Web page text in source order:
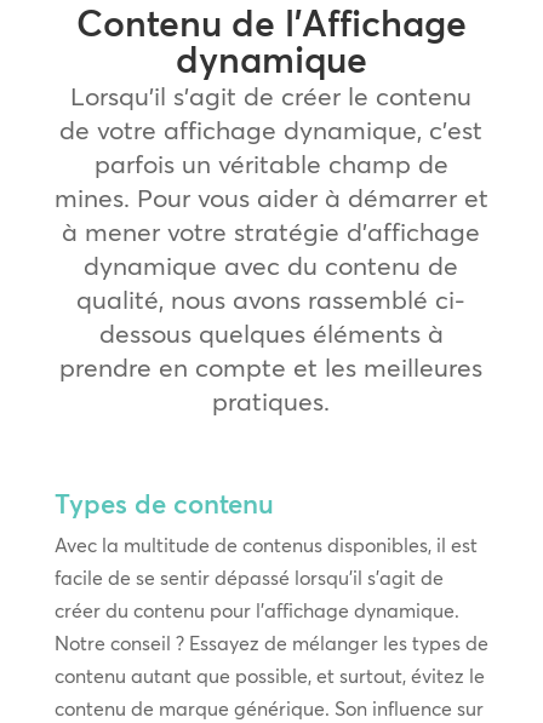
Contenu de l’Affichage
dynamique
Lorsqu’il s’agit de créer le contenu
de votre affichage dynamique, c’est
parfois un véritable champ de
mines. Pour vous aider à démarrer et
à mener votre stratégie d’affichage
dynamique avec du contenu de
qualité, nous avons rassemblé ci-
dessous quelques éléments à
prendre en compte et les meilleures
pratiques.
Types de contenu
Avec la multitude de contenus disponibles, il est
facile de se sentir dépassé lorsqu’il s’agit de
créer du contenu pour l’affichage dynamique.
Notre conseil ? Essayez de mélanger les types de
contenu autant que possible, et surtout, évitez le
contenu de marque générique. Son influence sur